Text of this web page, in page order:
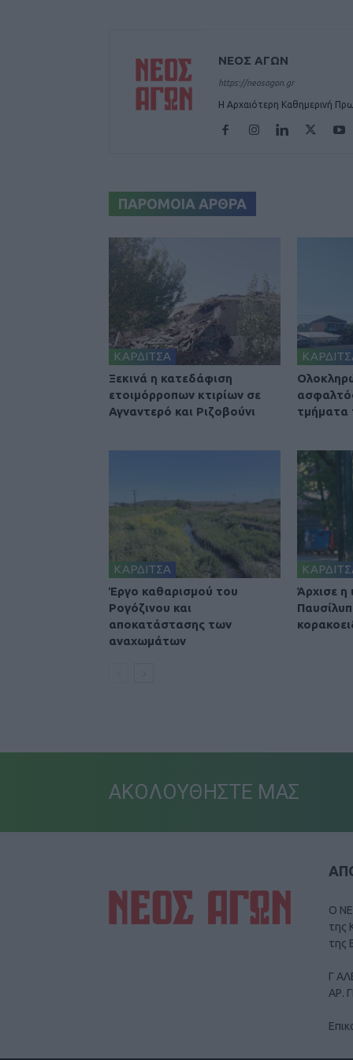
ΝΕΟΣ ΑΓΩΝ
https://neosagon.gr
Η Αρχαιότερη Καθημερινή
ΠΑΡΟΜΟΙΑ ΑΡΘΡΑ
ΚΑΡΔΙΤΣΑ
Ξεκινά η κατεδάφιση
ετοιμόρροπων κτιρίων σε
Αγναντερό και Ριζοβούνι
ΚΑΡΔΙΤΣΑ
Έργο καθαρισμού του
Ρογόζινου και
αποκατάστασης των
αναχωμάτων
Άρχισε η
ΑΚΟΛΟΥΘΗΣΤΕ ΜΑΣ
Ο
της
της
Γ
ΑΡ.